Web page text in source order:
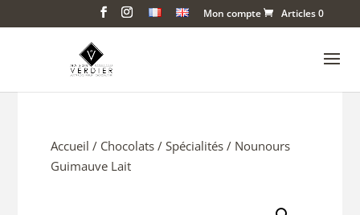
Mon compte Articles 0
Accueil / Chocolats/ Spécialités/ Nounours
Guimauve Lait